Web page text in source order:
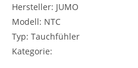
Hersteller: JUMO
Modell: NTC
Typ: Tauchfühler
Kategorie: